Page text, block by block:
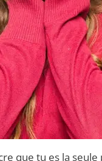
que tu es la